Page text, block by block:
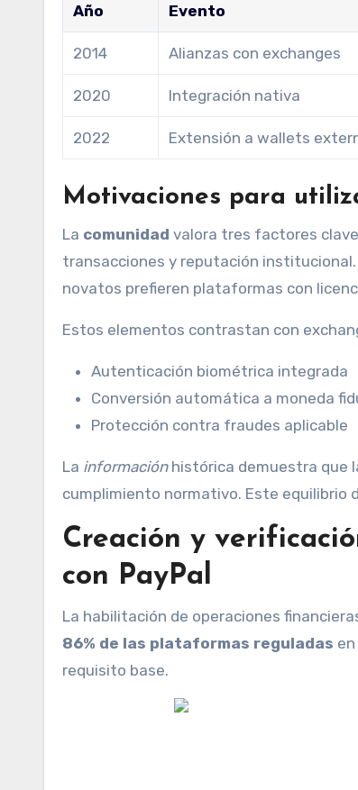
Año Evento
2014 Alianzas con exchanges
2020 Integración nativa
2022 Extensión a wallets
Motivaciones para
La comunidad valora tres factores
transacciones y reputación institucional.
novatos prefieren plataformas con
Estos elementos contrastan con
Autenticación biométrica integrada
Conversión automática a moneda
Protección contra fraudes aplicable
La informaciónhistórica demuestra que
cumplimiento normativo. Este equilibrio
Creación y
con PayPal
La habilitación de operaciones
86% de las plataformas reguladas
requisito base.